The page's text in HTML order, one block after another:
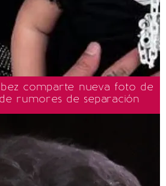
comparte nueva foto de
rumores de separación